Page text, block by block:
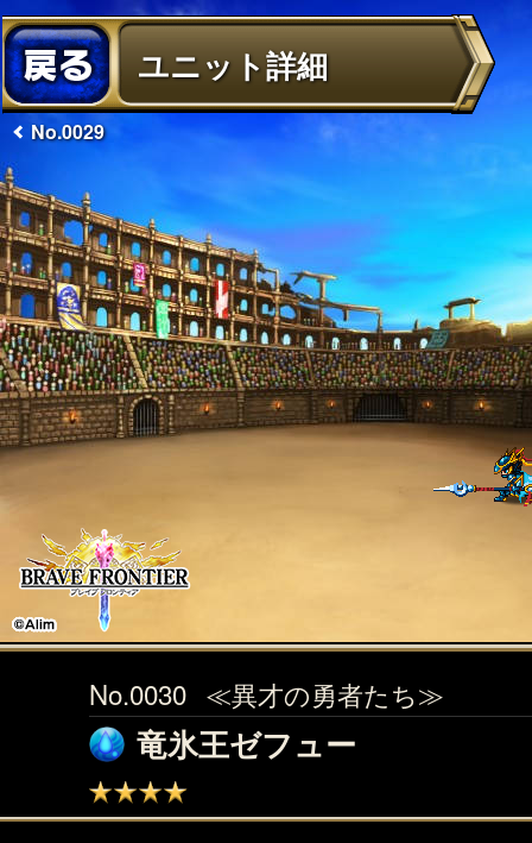
ユニット詳細
No.0029
No.0030 ≪異才の勇者たち≫
竜氷王ゼフュー